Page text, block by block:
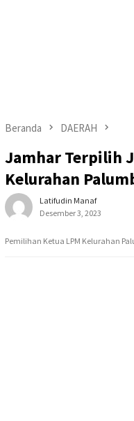
Beranda DAERAH
Jamhar Terpilih
Kelurahan
Latifudin Manaf
Desember 3, 2023
Pemilihan Ketua LPM Kelurahan